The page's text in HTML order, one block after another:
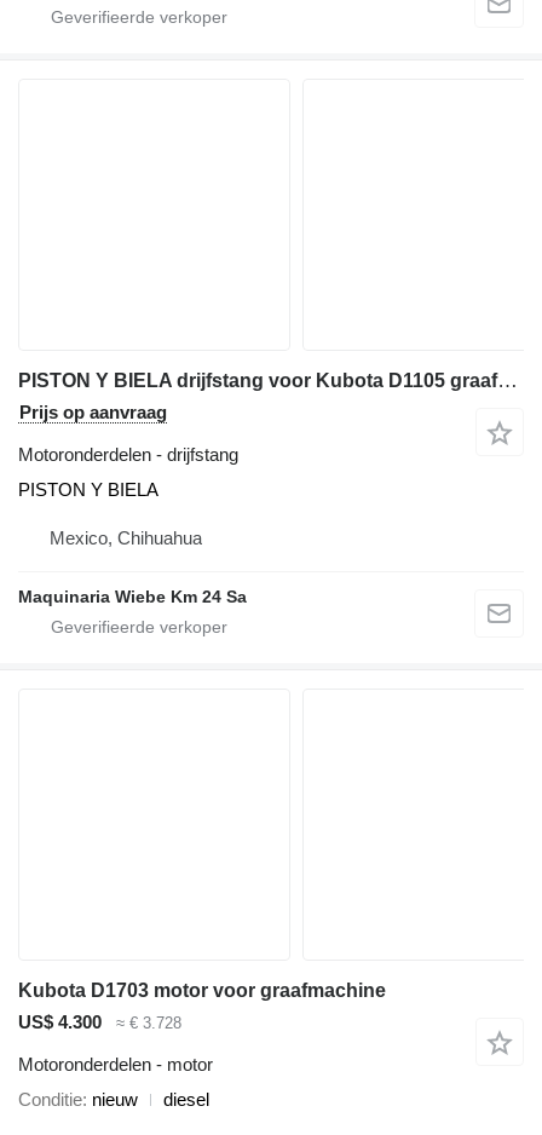
PISTON Y BIELA drijfstang voor Kubota D1105 graafmachine
Prijs op aanvraag
Motoronderdelen - drijfstang
PISTON Y BIELA
Mexico, Chihuahua
Maquinaria Wiebe Km 24 Sa
Kubota D1703 motor voor graafmachine
US$ 4.300
≈ € 3.728
Motoronderdelen - motor
Conditie nieuw diesel